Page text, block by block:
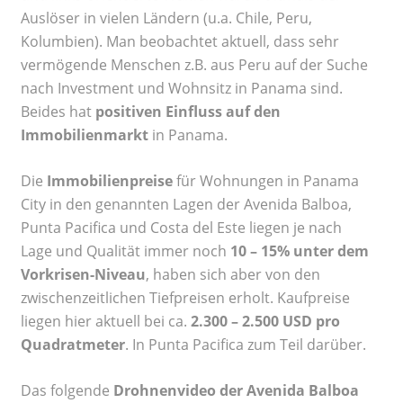
Auslöser in vielen Ländern (u.a. Chile, Peru,
Kolumbien). Man beobachtet aktuell, dass sehr
vermögende Menschen z.B. aus Peru auf der Suche
nach Investment und Wohnsitz in Panama sind.
Beides hat positiven Einfluss auf den
Immobilienmarkt in Panama.
Die Immobilienpreisefür Wohnungen in Panama
City in den genannten Lagen der Avenida Balboa,
Punta Pacifica und Costa del Este liegen je nach
Lage und Qualität immer noch 10 – 15% unter dem
Vorkrisen-Niveau, haben sich aber von den
zwischenzeitlichen Tiefpreisen erholt. Kaufpreise
liegen hier aktuell bei ca. 2.300 – 2.500 USD pro
Quadratmeter. In Punta Pacifica zum Teil darüber.
Das folgende Drohnenvideo der Avenida Balboa